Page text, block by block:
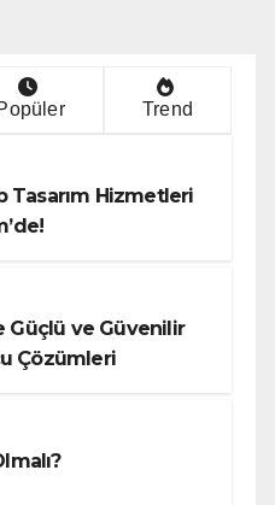
Trend
Tasarım Hizmetleri
Güçlü ve Güvenilir
Çözümleri